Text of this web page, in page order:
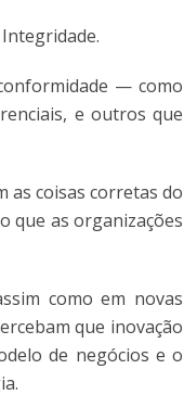
— como
e outros que
as coisas corretas do
que as organizações
como em novas
que inovação
de negócios e o